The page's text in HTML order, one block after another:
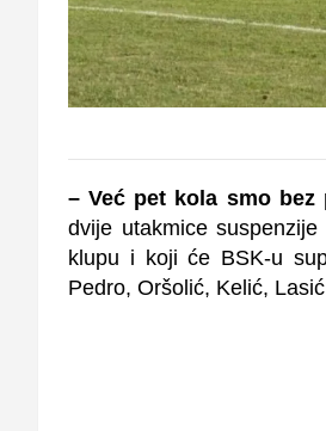
– Već pet kola smo bez
dvije utakmice
klupu i koji će BSK-u
Pedro, Oršolić, Kelić,